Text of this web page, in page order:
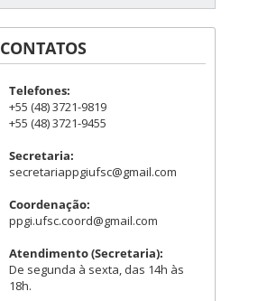
CONTATOS
Telefones:
+55 (48) 3721-9819
+55 (48) 3721-9455
Secretaria:
secretariappgiufsc@gmail.com
Coordenação:
ppgi.ufsc.coord@gmail.com
Atendimento (Secretaria):
De segunda à sexta, das 14h às
18h.